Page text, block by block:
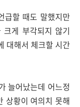
급할 때도 말했지만
게 부각되지 않기
대해서 체크할 시간
늘어났는데 어느정
상황이 여의치 못해